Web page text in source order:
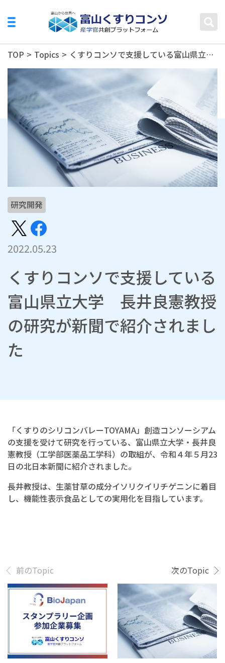
TOP > Topics > くすりコンソで支援している富山県立大学 長井良憲教授の研究が新聞で紹介されました
研究開発
2022.05.23
くすりコンソで支援している
富山県立大学 長井良憲教授
の研究が新聞で紹介されまし
た
「くすりのシリコンバレーTOYAMA」創造コンソーシアム
の支援を受けて研究を行っている、富山県立大学・長井良
憲教授（工学部医薬品工学科）の取組が、令和４年５月23
日の北日本新聞に紹介されました。
長井教授は、生薬甘草の成分イソリクイリチゲニンに着目
し、機能性表示食品としての実用化を目指しています。
前のTopic 次のTopic